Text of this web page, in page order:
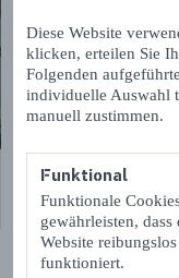
Diese Website
klicken, erteilen Sie
Folgenden
individuelle Auswahl
manuell zustimmen.
Funktional
Funktionale
gewährleisten, dass
Website reibungslos
funktioniert.